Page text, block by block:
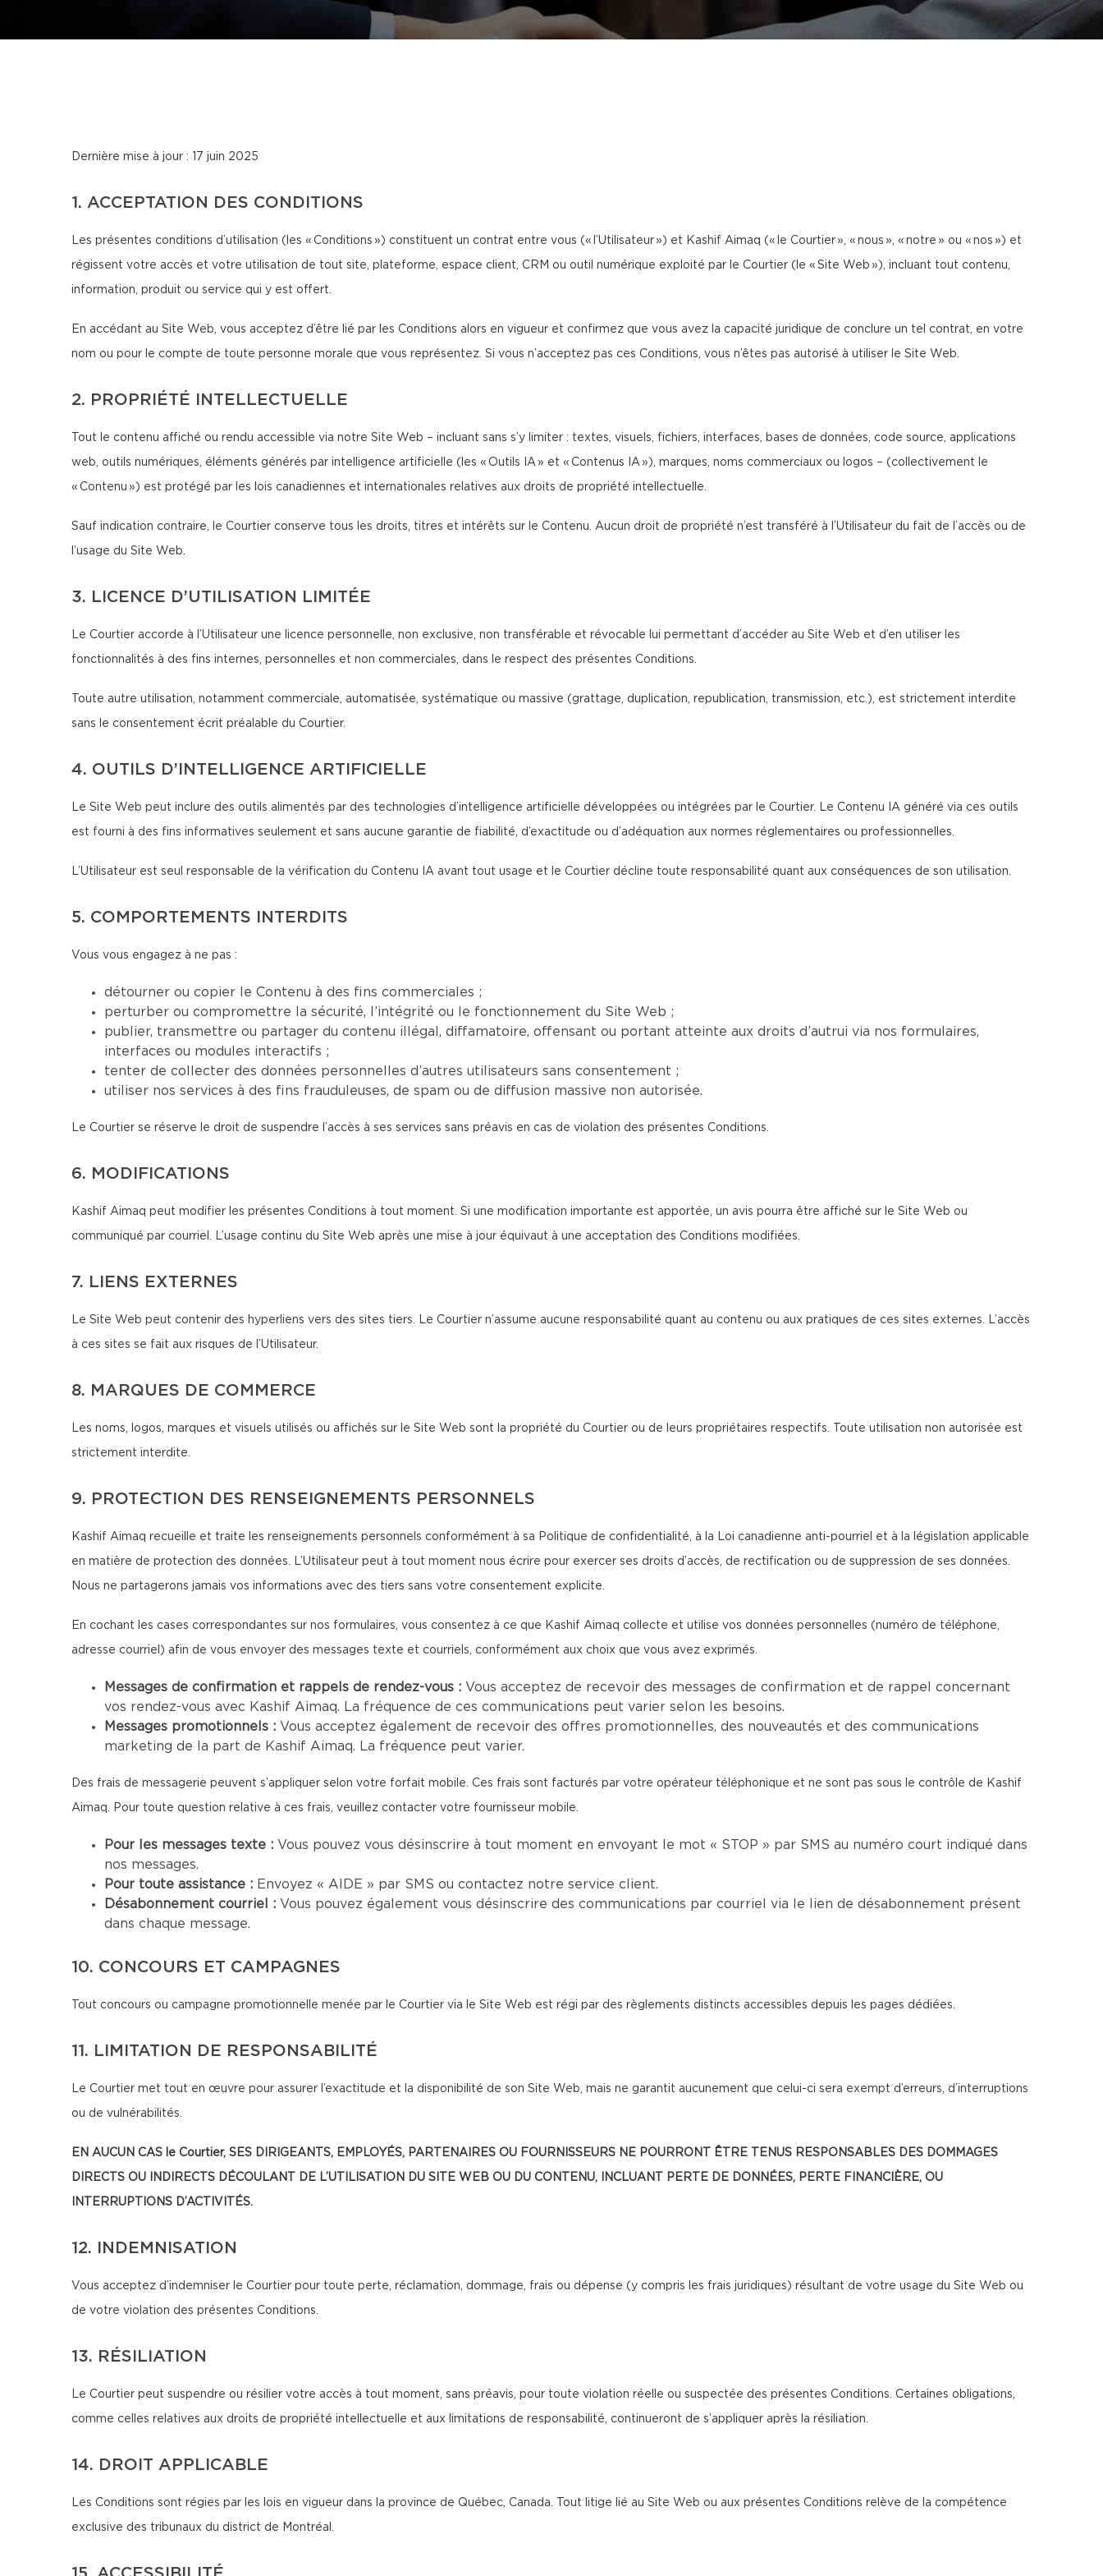
Dernière mise à jour : 17 juin 2025
1. ACCEPTATION DES CONDITIONS
Les présentes conditions d’utilisation (les « Conditions ») constituent un contrat entre vous (« l’Utilisateur ») et Kashif Aimaq (« le Courtier », « nous », « notre » ou « nos ») et
régissent votre accès et votre utilisation de tout site, plateforme, espace client, CRM ou outil numérique exploité par le Courtier (le « Site Web »), incluant tout contenu,
information, produit ou service qui y est offert.
En accédant au Site Web, vous acceptez d’être lié par les Conditions alors en vigueur et confirmez que vous avez la capacité juridique de conclure un tel contrat, en votre
nom ou pour le compte de toute personne morale que vous représentez. Si vous n’acceptez pas ces Conditions, vous n’êtes pas autorisé à utiliser le Site Web.
2. PROPRIÉTÉ INTELLECTUELLE
Tout le contenu affiché ou rendu accessible via notre Site Web – incluant sans s’y limiter : textes, visuels, fichiers, interfaces, bases de données, code source, applications
web, outils numériques, éléments générés par intelligence artificielle (les « Outils IA » et « Contenus IA »), marques, noms commerciaux ou logos – (collectivement le
« Contenu ») est protégé par les lois canadiennes et internationales relatives aux droits de propriété intellectuelle.
Sauf indication contraire, le Courtier conserve tous les droits, titres et intérêts sur le Contenu. Aucun droit de propriété n’est transféré à l’Utilisateur du fait de l’accès ou de
l’usage du Site Web.
3. LICENCE D’UTILISATION LIMITÉE
Le Courtier accorde à l’Utilisateur une licence personnelle, non exclusive, non transférable et révocable lui permettant d’accéder au Site Web et d’en utiliser les
fonctionnalités à des fins internes, personnelles et non commerciales, dans le respect des présentes Conditions.
Toute autre utilisation, notamment commerciale, automatisée, systématique ou massive (grattage, duplication, republication, transmission, etc.), est strictement interdite
sans le consentement écrit préalable du Courtier.
4. OUTILS D’INTELLIGENCE ARTIFICIELLE
Le Site Web peut inclure des outils alimentés par des technologies d’intelligence artificielle développées ou intégrées par le Courtier. Le Contenu IA généré via ces outils
est fourni à des fins informatives seulement et sans aucune garantie de fiabilité, d’exactitude ou d’adéquation aux normes réglementaires ou professionnelles.
L’Utilisateur est seul responsable de la vérification du Contenu IA avant tout usage et le Courtier décline toute responsabilité quant aux conséquences de son utilisation.
5. COMPORTEMENTS INTERDITS
Vous vous engagez à ne pas :
détourner ou copier le Contenu à des fins commerciales ;
perturber ou compromettre la sécurité, l’intégrité ou le fonctionnement du Site Web ;
publier, transmettre ou partager du contenu illégal, diffamatoire, offensant ou portant atteinte aux droits d’autrui via nos formulaires,
interfaces ou modules interactifs ;
tenter de collecter des données personnelles d’autres utilisateurs sans consentement ;
utiliser nos services à des fins frauduleuses, de spam ou de diffusion massive non autorisée.
Le Courtier se réserve le droit de suspendre l’accès à ses services sans préavis en cas de violation des présentes Conditions.
6. MODIFICATIONS
Kashif Aimaq peut modifier les présentes Conditions à tout moment. Si une modification importante est apportée, un avis pourra être affiché sur le Site Web ou
communiqué par courriel. L’usage continu du Site Web après une mise à jour équivaut à une acceptation des Conditions modifiées.
7. LIENS EXTERNES
Le Site Web peut contenir des hyperliens vers des sites tiers. Le Courtier n’assume aucune responsabilité quant au contenu ou aux pratiques de ces sites externes. L’accès
à ces sites se fait aux risques de l’Utilisateur.
8. MARQUES DE COMMERCE
Les noms, logos, marques et visuels utilisés ou affichés sur le Site Web sont la propriété du Courtier ou de leurs propriétaires respectifs. Toute utilisation non autorisée est
strictement interdite.
9. PROTECTION DES RENSEIGNEMENTS PERSONNELS
Kashif Aimaq recueille et traite les renseignements personnels conformément à sa Politique de confidentialité, à la Loi canadienne anti-pourriel et à la législation applicable
en matière de protection des données. L’Utilisateur peut à tout moment nous écrire pour exercer ses droits d’accès, de rectification ou de suppression de ses données.
Nous ne partagerons jamais vos informations avec des tiers sans votre consentement explicite.
En cochant les cases correspondantes sur nos formulaires, vous consentez à ce que Kashif Aimaq collecte et utilise vos données personnelles (numéro de téléphone,
adresse courriel) afin de vous envoyer des messages texte et courriels, conformément aux choix que vous avez exprimés.
Messages de confirmation et rappels de rendez-vous : Vous acceptez de recevoir des messages de confirmation et de rappel concernant
vos rendez-vous avec Kashif Aimaq. La fréquence de ces communications peut varier selon les besoins.
Messages promotionnels : Vous acceptez également de recevoir des offres promotionnelles, des nouveautés et des communications
marketing de la part de Kashif Aimaq. La fréquence peut varier.
Des frais de messagerie peuvent s’appliquer selon votre forfait mobile. Ces frais sont facturés par votre opérateur téléphonique et ne sont pas sous le contrôle de Kashif
Aimaq. Pour toute question relative à ces frais, veuillez contacter votre fournisseur mobile.
Pour les messages texte : Vous pouvez vous désinscrire à tout moment en envoyant le mot « STOP » par SMS au numéro court indiqué dans
nos messages.
Pour toute assistance : Envoyez « AIDE » par SMS ou contactez notre service client.
Désabonnement courriel : Vous pouvez également vous désinscrire des communications par courriel via le lien de désabonnement présent
dans chaque message.
10. CONCOURS ET CAMPAGNES
Tout concours ou campagne promotionnelle menée par le Courtier via le Site Web est régi par des règlements distincts accessibles depuis les pages dédiées.
11. LIMITATION DE RESPONSABILITÉ
Le Courtier met tout en œuvre pour assurer l’exactitude et la disponibilité de son Site Web, mais ne garantit aucunement que celui-ci sera exempt d’erreurs, d’interruptions
ou de vulnérabilités.
EN AUCUN CAS le Courtier, SES DIRIGEANTS, EMPLOYÉS, PARTENAIRES OU FOURNISSEURS NE POURRONT ÊTRE TENUS RESPONSABLES DES DOMMAGES
DIRECTS OU INDIRECTS DÉCOULANT DE L’UTILISATION DU SITE WEB OU DU CONTENU, INCLUANT PERTE DE DONNÉES, PERTE FINANCIÈRE, OU
INTERRUPTIONS D’ACTIVITÉS.
12. INDEMNISATION
Vous acceptez d’indemniser le Courtier pour toute perte, réclamation, dommage, frais ou dépense (y compris les frais juridiques) résultant de votre usage du Site Web ou
de votre violation des présentes Conditions.
13. RÉSILIATION
Le Courtier peut suspendre ou résilier votre accès à tout moment, sans préavis, pour toute violation réelle ou suspectée des présentes Conditions. Certaines obligations,
comme celles relatives aux droits de propriété intellectuelle et aux limitations de responsabilité, continueront de s’appliquer après la résiliation.
14. DROIT APPLICABLE
Les Conditions sont régies par les lois en vigueur dans la province de Québec, Canada. Tout litige lié au Site Web ou aux présentes Conditions relève de la compétence
exclusive des tribunaux du district de Montréal.